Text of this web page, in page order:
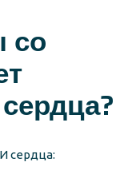
со
сердца: